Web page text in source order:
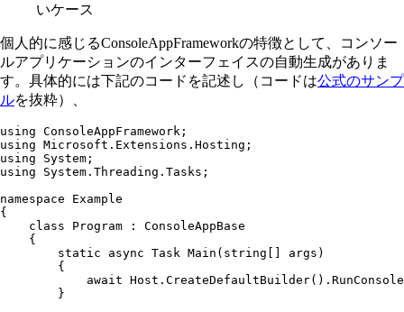
いケース
個人的に感じるConsoleAppFrameworkの特徴として、コンソー
ルアプリケーションのインターフェイスの自動生成がありま
す。具体的には下記のコードを記述し（コードは公式のサンプ
ルを抜粋）、
using ConsoleAppFramework ;
using Microsoft . Extensions . Hosting ;
using System ;
using System . Threading . Tasks ;
namespace Example
{
    class
Program :
ConsoleAppBase
    {
        static
async Task Main ( string [] args)
        {
            await
Host . CreateDefaultBuilder() .
        }